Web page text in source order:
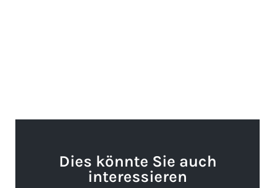
Dies könnte Sie auch
interessieren